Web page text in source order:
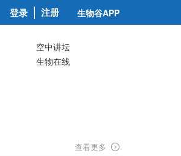
登录 注册 生物谷APP
空中讲坛
生物在线
查看更多